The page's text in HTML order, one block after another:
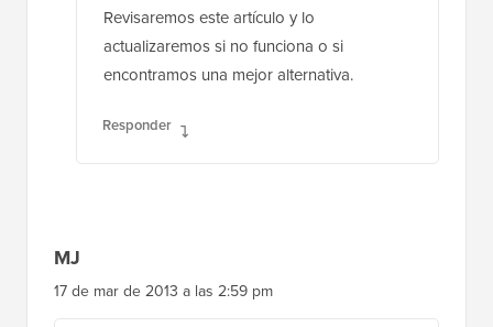
Revisaremos este artículo y lo
actualizaremos si no funciona o si
encontramos una mejor alternativa.
Responder
MJ
17 de mar de 2013 a las 2:59 pm